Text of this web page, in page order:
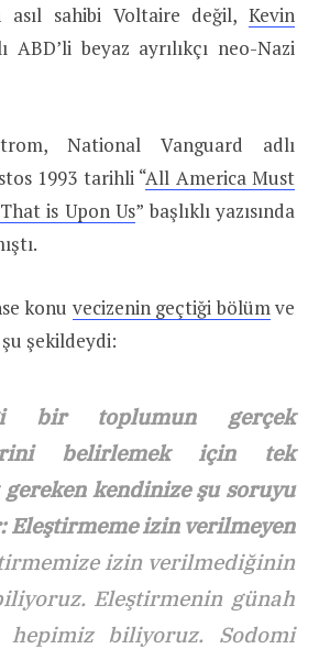
asıl sahibi Voltaire değil, Kevin
ABD’li beyaz ayrılıkçı neo-Nazi
National Vanguard adlı
1993 tarihli “All America Must
is Upon Us” başlıklı yazısında
konu vecizenin geçtiği bölümve
şekildeydi:
bir toplumun gerçek
belirlemek için tek
gereken kendinize şu soruyu
Eleştirmeme izin verilmeyen
izin verilmediğinin
Eleştirmenin günah
hepimiz biliyoruz. Sodomi